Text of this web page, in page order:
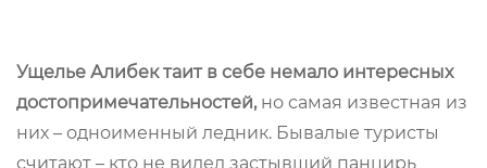
Ущелье Алибек таит в себе немало интересных
достопримечательностей,но самая известная из
них – одноименный ледник. Бывалые туристы
считают – кто не видел застывший панцирь